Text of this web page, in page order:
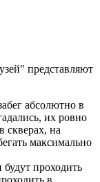
представляют
абсолютно в
их ровно
скверах, на
максимально
проходить